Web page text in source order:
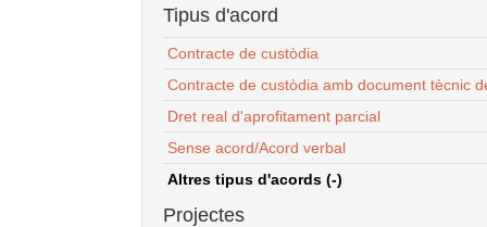
Tipus d'acord
Contracte de custòdia
Contracte de custòdia amb document tècnic
Dret real d'aprofitament parcial
Sense acord/Acord verbal
Altres tipus d'acords (-)
Projectes